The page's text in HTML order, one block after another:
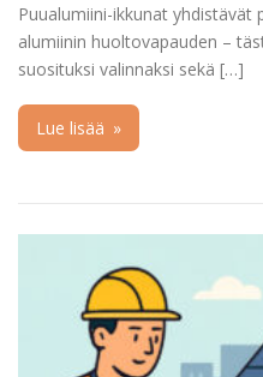
Puualumiini-ikkunat
alumiinin huoltovapauden –
suosituksi valinnaksi sekä […]
Lue lisää »